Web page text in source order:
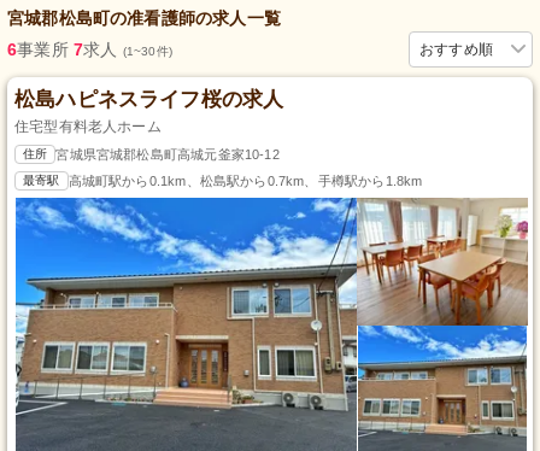
宮城郡松島町の准看護師の求人一覧
おすすめ順
6事業所 7求人 (1~30件)
松島ハピネスライフ桜の求人
住宅型有料老人ホーム
住所 宮城県宮城郡松島町高城元釜家10-12
最寄駅 高城町駅から0.1km、松島駅から0.7km、手樽駅から1.8km